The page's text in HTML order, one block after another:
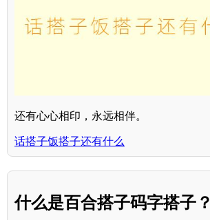
还有心心相印，永远相伴。
话搭子饭搭子还有什么
什么是百合搭子码字搭子？